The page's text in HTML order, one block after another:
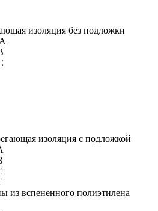
изоляция без подложки
изоляция с подложкой
из вспененного полиэтилена